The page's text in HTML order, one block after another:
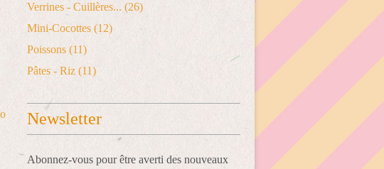
Verrines - Cuillères... (26)
Mini-Cocottes (12)
Poissons (11)
Pâtes - Riz (11)
Newsletter
Abonnez-vous pour être averti des nouveaux